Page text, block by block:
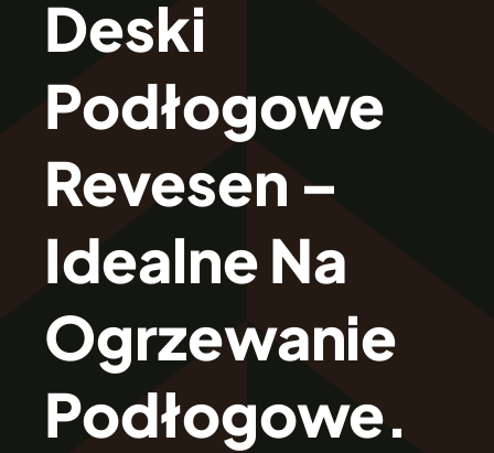
O Firmie Revesen
Kolekcje
Klasy Podłóg
Patronat
Cennik
Galeria
Deski
Podłogowe
Revesen –
Idealne Na
Ogrzewanie
Podłogowe.